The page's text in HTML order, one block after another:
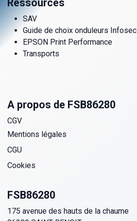
Ressources
SAV
Guide de choix onduleurs Infosec
EPSON Print Performance
Transports
A propos de FSB86280
CGV
Mentions légales
CGU
Cookies
FSB86280
175 avenue des hauts de la chaume